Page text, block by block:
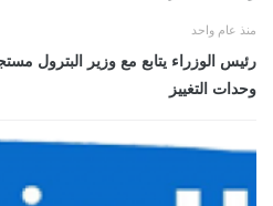
منذ عام واحد
رئيس الوزراء يتابع مع وزير البترول
وحدات التغييز